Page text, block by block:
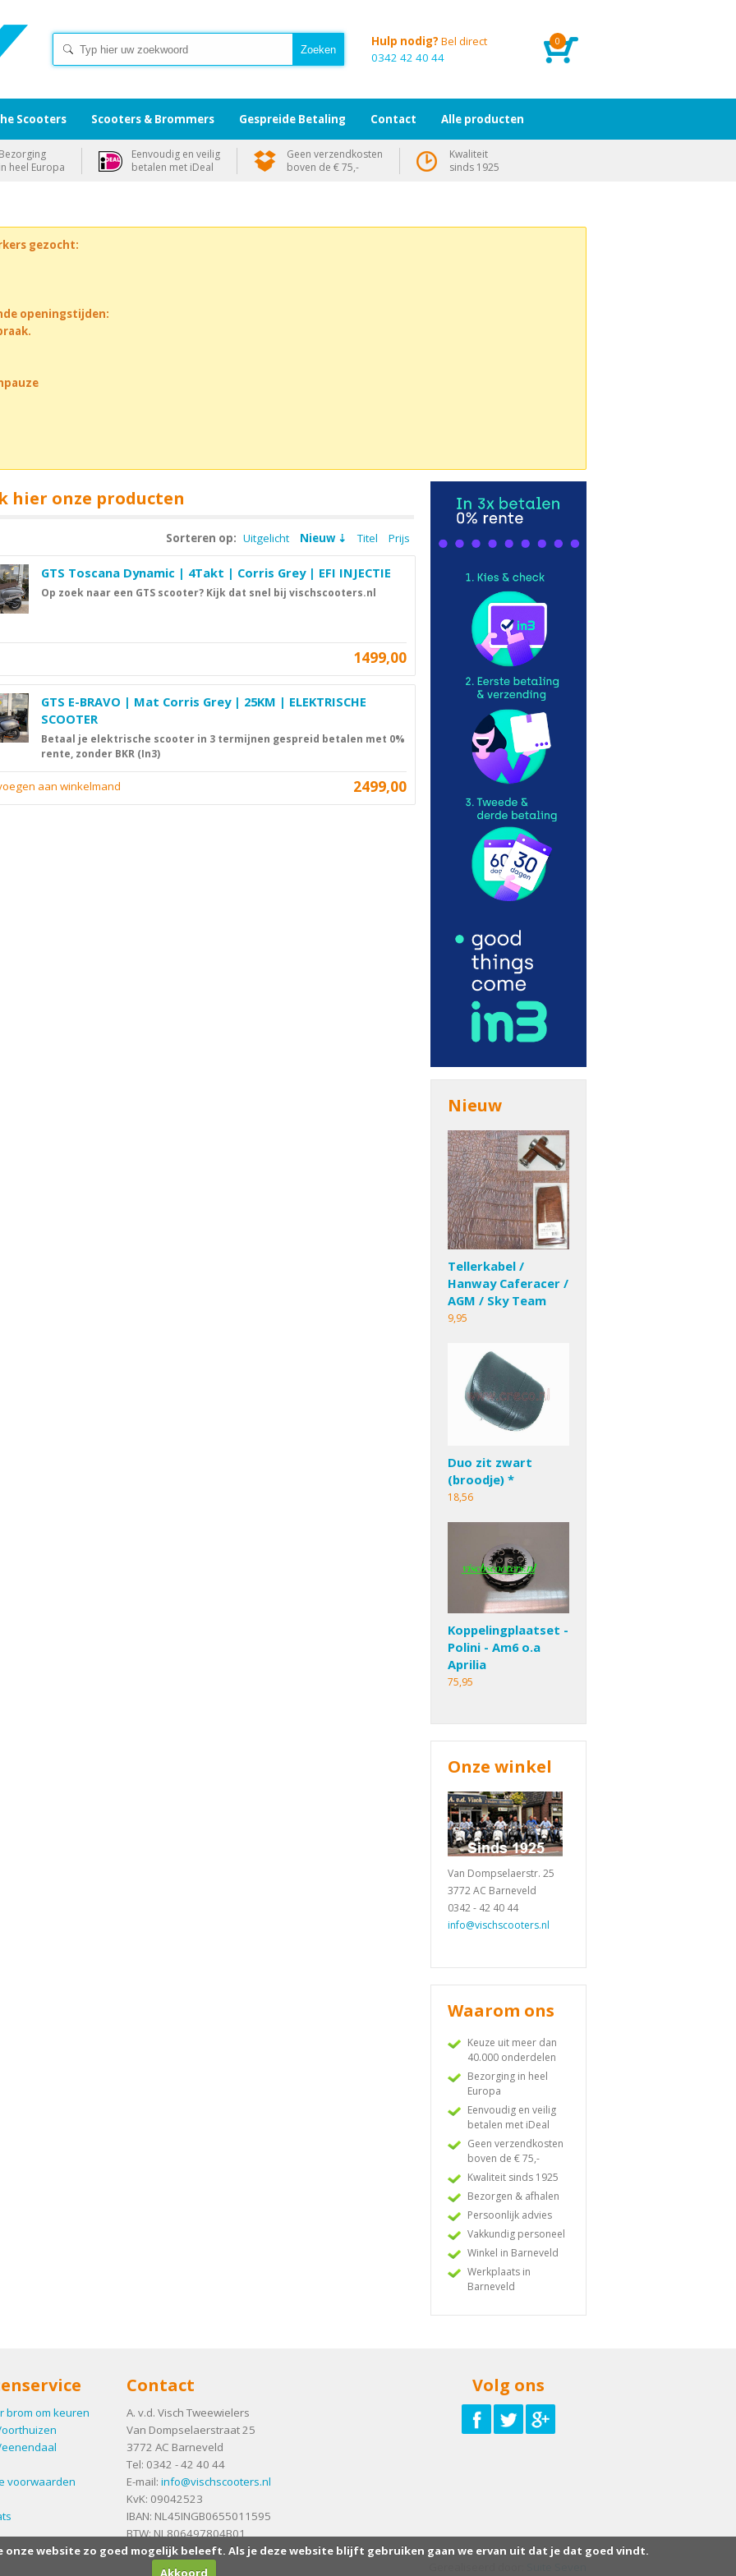
0
Hulp nodig? Bel direct
0342 42 40 44
gezocht:
openingstijden:
hier onze producten
Sorteren op: Uitgelicht Nieuw Titel Prijs
GTS Toscana Dynamic | 4Takt | Corris Grey | EFI INJECTIE
Op zoek naar een GTS scooter? Kijk dat snel bij vischscooters.nl
1499,00
GTS E-BRAVO | Mat Corris Grey | 25KM | ELEKTRISCHE
SCOOTER
Betaal je elektrische scooter in 3 termijnen gespreid betalen met 0%
rente, zonder BKR (In3)
2499,00
aan winkelmand
Nieuw
Tellerkabel /
Hanway Caferacer /
AGM / Sky Team
9,95
Duo zit zwart
(broodje) *
18,56
Koppelingplaatset -
Polini - Am6 o.a
Aprilia
75,95
Onze winkel
Van Dompselaerstr. 25
3772 AC Barneveld
0342 - 42 40 44
info@vischscooters.nl
Waarom ons
Keuze uit meer dan
40.000 onderdelen
Bezorging in heel
Europa
Eenvoudig en veilig
betalen met iDeal
Geen verzendkosten
boven de € 75,-
Kwaliteit sinds 1925
Bezorgen & afhalen
Persoonlijk advies
Vakkundig personeel
Winkel in Barneveld
Werkplaats in
Barneveld
brom om keuren
voorwaarden
Contact
A. v.d. Visch Tweewielers
Van Dompselaerstraat 25
3772 AC Barneveld
Tel: 0342 - 42 40 44
E-mail: info@vischscooters.nl
KvK: 09042523
IBAN: NL45INGB0655011595
BTW: NL806497804B01
Volg ons
Scooters Scooters & Brommers Gespreide Betaling Contact Alle producten
Bezorging
in heel Europa
Eenvoudig en veilig
betalen met iDeal
Geen verzendkosten
boven de € 75,-
Kwaliteit
sinds 1925
onze website zo goed mogelijk beleeft. Als je deze website blijft gebruiken gaan we ervan uit dat je dat goed vindt.
Akkoord